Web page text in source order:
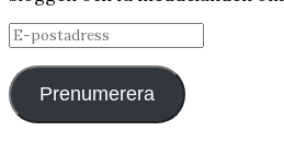
E-
postadress
Prenumerera